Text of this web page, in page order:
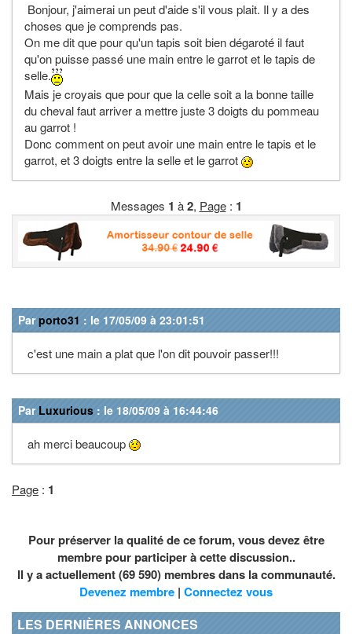
Bonjour, j'aimerai un peut d'aide s'il vous plait. Il y a des
choses que je comprends pas.
On me dit que pour qu'un tapis soit bien dégaroté il faut
qu'on puisse passé une main entre le garrot et le tapis de
selle.
Mais je croyais que pour que la celle soit a la bonne taille
du cheval faut arriver a mettre juste 3 doigts du pommeau
au garrot !
Donc comment on peut avoir une main entre le tapis et le
garrot, et 3 doigts entre la selle et le garrot
Messages 1 à2, Page: 1
Parporto31 : le 17/05/09 à 23:01:51
c'est une main a plat que l'on dit pouvoir passer!!!
Par Luxurious : le 18/05/09 à 16:44:46
ah merci beaucoup
Page : 1
Pour préserver la qualité de ce forum, vous devez être
membre pour participer à cette discussion..
Il y a actuellement (69 590) membres dans la communauté.
Devenez membre | Connectez vous
LES DERNIÈRES ANNONCES